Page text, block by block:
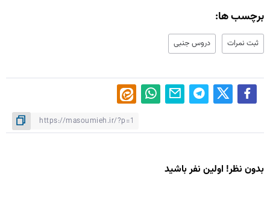
برچسب ها:
ثبت نمرات دروس جنبی
بدون نظر! اولین نفر باشید